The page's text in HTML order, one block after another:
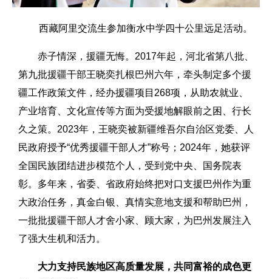
西藏阿里交流生参加衡水中学四十公里远足活动。
赤子情深，援疆无悔。2017年起，河北省第八批、
第九批援疆干部王晓奕扎根巴州六年，牵头制定多个援
疆工作政策文件，经办援疆项目268项，从助农就业、
产业培育、文化宣传等方面为受援地解眼前之困、行长
久之策。2023年，王晓奕被新疆维吾尔自治区党委、人
民政府授予“优秀援疆干部人才”称号；2024年，她获评
全国民族团结进步模范个人，受到党中央、国务院表
彰。多年来，省委、省政府始终把对口支援巴州作为重
大政治任务，真金白银、真情实意地支援和帮助巴州，
一批批援疆干部人才舍小家、顾大家，为巴州发展注入
了强大生机和活力。
大力支持民族地区高质量发展，共同富裕的成色更